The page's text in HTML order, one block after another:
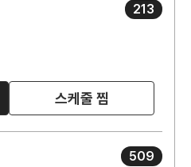
213
스케줄 찜
509